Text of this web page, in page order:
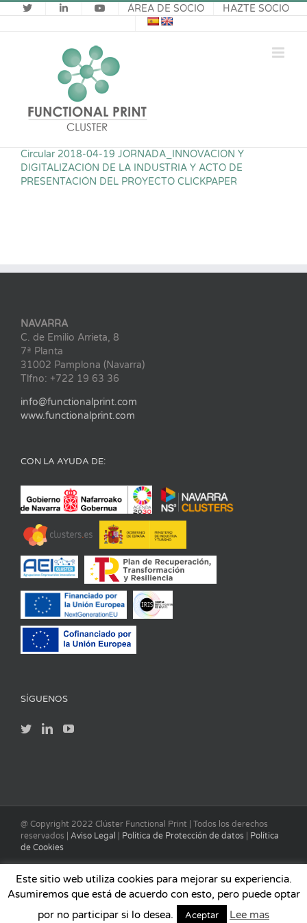
Saltar
al
contenido
ÁREA DE SOCIO HAZTE SOCIO
Circular 2018-04-19 JORNADA_INNOVACION Y
DIGITALIZACIÓN DE LA INDUSTRIA Y ACTO DE
PRESENTACIÓN DEL PROYECTO CLICKPAPER
NAVARRA
C. de Emilio Arrieta, 8
7ª Planta
31002 Pamplona (Navarra)
Tlfno: +722 19 63 36
info@functionalprint.com
www.functionalprint.com
CON LA AYUDA DE:
SÍGUENOS
@ Copyright 2022 Clúster Functional Print | Todos los derechos
reservados | Aviso Legal Política de Protección de datos
Política
de Cookies
Este sitio web utiliza cookies para mejorar su experiencia.
Asumiremos que está de acuerdo con esto, pero puede optar
por no participar si lo desea.
Aceptar Lee mas